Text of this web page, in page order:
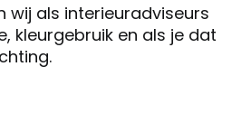
wij als interieuradviseurs
kleurgebruik en als je dat